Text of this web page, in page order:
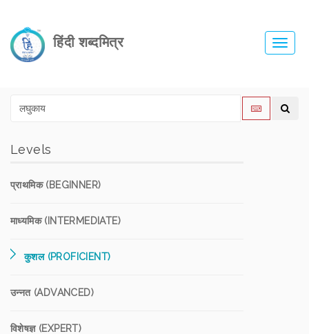
हिंदी शब्दमित्र
Levels
प्राथमिक (BEGINNER)
माध्यमिक (INTERMEDIATE)
कुशल (PROFICIENT)
उन्नत (ADVANCED)
विशेषज्ञ (EXPERT)